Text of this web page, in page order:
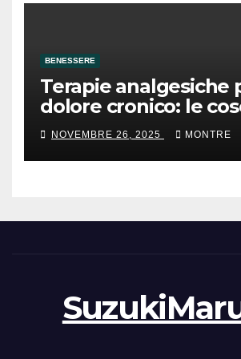
BENESSERE
Terapie analgesiche
dolore cronico: le
sapere
NOVEMBRE 26, 2025 MONTRE